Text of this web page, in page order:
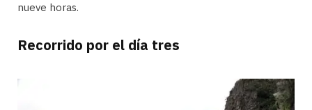
nueve horas.
Recorrido por el día tres